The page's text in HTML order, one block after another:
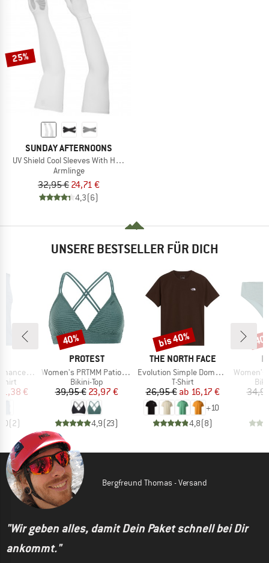
25%
SUNDAY AFTERNOONS
UV Shield Cool Sleeves With Hand Cover
Armlinge
32,95 € 24,71 €
4,3(6)
UNSERE BESTSELLER FÜR DICH
Tank
Preis
€
(2)
MARKE
PROTEST
Artikel
Women's PRTMM Patio Triangle
Produktgruppe
Bikini-Top
Preis
39,95 €reduzierter Preis
23,97 €
4,9(23)
Rabatt
40%
MARKE
THE NORTH FACE
Artikel
Evolution Simple Dome Short Sleeve
Produktgruppe
T-Shirt
Preis
26,95 € reduzierter Preis
ab 16,17 €
+10
4,8(8)
Rabatt
bis 40%
Artikel
Women's
Bergfreund Thomas - Versand
"Wir geben alles, damit Dein Paket schnell bei Dir
ankommt."